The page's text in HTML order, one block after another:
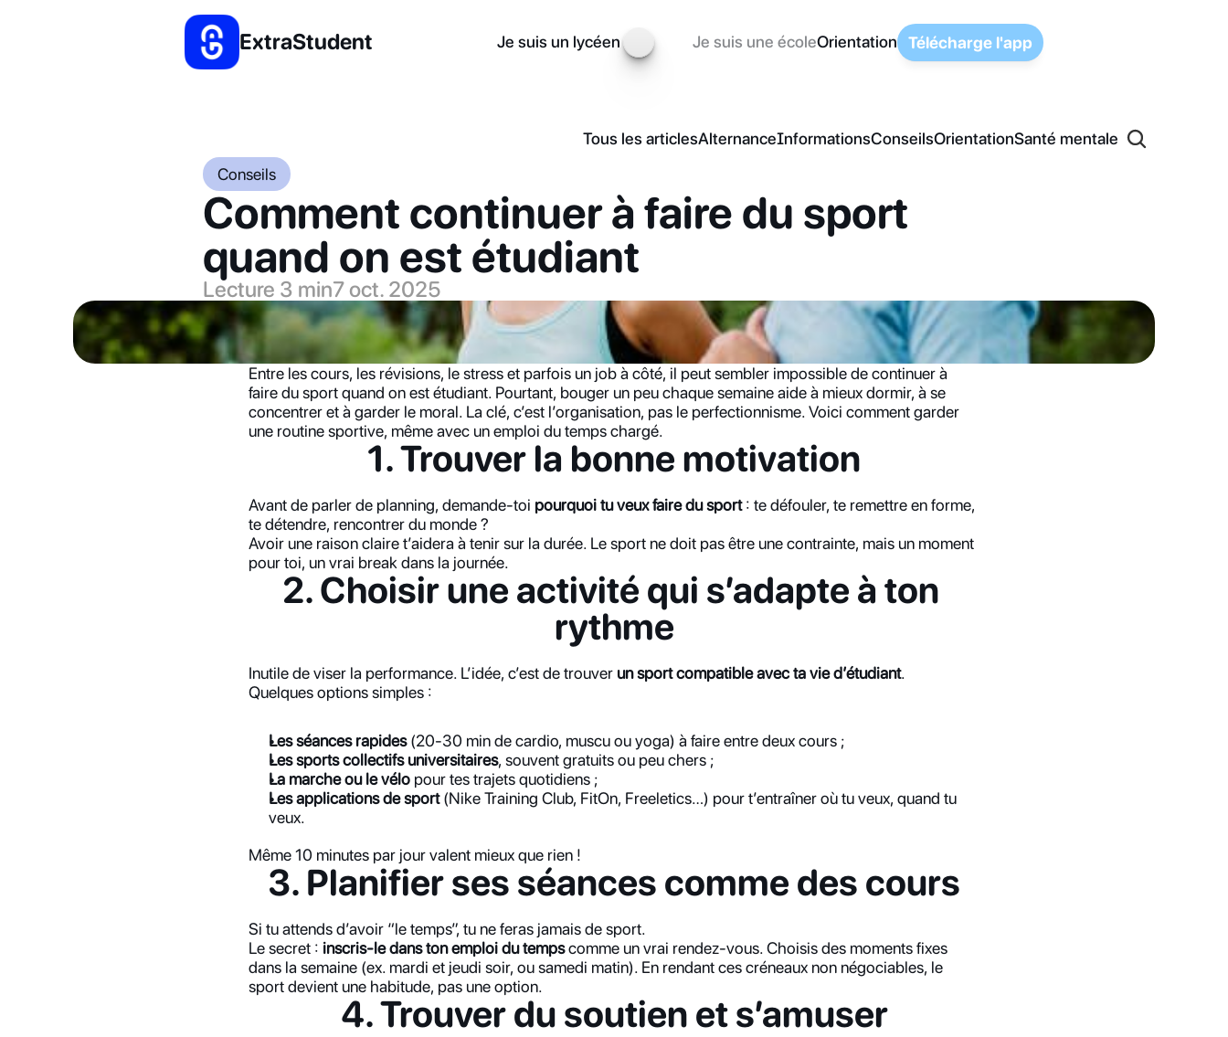
ExtraStudent Je suis un lycéen Je suis une écoleOrientation Télécharge l'app
Tous les articlesAlternanceInformationsConseilsOrientationSanté mentale
Conseils
Comment continuer à faire du sport
quand on est étudiant
Lecture 3 min7 oct. 2025
Entre les cours, les révisions, le stress et parfois un job à côté, il peut sembler impossible de continuer à
faire du sport quand on est étudiant. Pourtant, bouger un peu chaque semaine aide à mieux dormir, à se
concentrer et à garder le moral. La clé, c’est l’organisation, pas le perfectionnisme. Voici comment garder
une routine sportive, même avec un emploi du temps chargé.
1. Trouver la bonne motivation
Avant de parler de planning, demande-toi pourquoi tu veux faire du sport : te défouler, te remettre en forme,
te détendre, rencontrer du monde ?
Avoir une raison claire t’aidera à tenir sur la durée. Le sport ne doit pas être une contrainte, mais un moment
pour toi, un vrai break dans la journée.
2. Choisir une activité qui s’adapte à ton
rythme
Inutile de viser la performance. L’idée, c’est de trouver un sport compatible avec ta vie d’étudiant.
Quelques options simples :
Les séances rapides (20-30 min de cardio, muscu ou yoga) à faire entre deux cours ;
Les sports collectifs universitaires, souvent gratuits ou peu chers ;
La marche ou le vélo pour tes trajets quotidiens ;
Les applications de sport (Nike Training Club, FitOn, Freeletics…) pour t’entraîner où tu veux, quand tu
veux.
Même 10 minutes par jour valent mieux que rien !
3. Planifier ses séances comme des cours
Si tu attends d’avoir “le temps”, tu ne feras jamais de sport.
Le secret : inscris-le dans ton emploi du temps comme un vrai rendez-vous. Choisis des moments fixes
dans la semaine (ex. mardi et jeudi soir, ou samedi matin). En rendant ces créneaux non négociables, le
sport devient une habitude, pas une option.
4. Trouver du soutien et s’amuser